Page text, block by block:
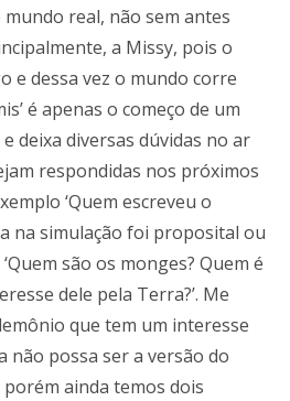
mundo real, não sem antes
a Missy, pois o
e dessa vez o mundo corre
é apenas o começo de um
deixa diversas dúvidas no ar
respondidas nos próximos
‘Quem escreveu o
na simulação foi proposital ou
são os monges? Quem é
dele pela Terra?’. Me
que tem um interesse
não possa ser a versão do
ainda temos dois